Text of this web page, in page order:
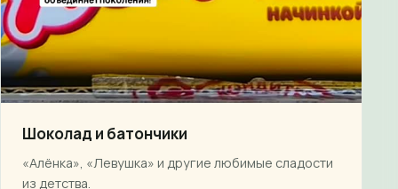
Шоколад и батончики
«Алёнка», «Левушка» и другие любимые сладости
из детства.